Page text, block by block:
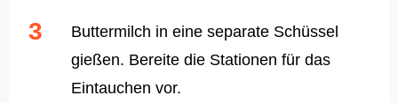
Buttermilch in eine separate Schüssel
gießen. Bereite die Stationen für das
Eintauchen vor.